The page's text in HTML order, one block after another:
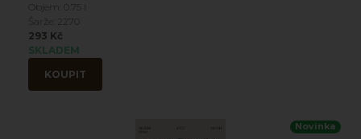
Objem: 0.75 l
Šarže: 2270
293 Kč
SKLADEM
KOUPIT
Novinka